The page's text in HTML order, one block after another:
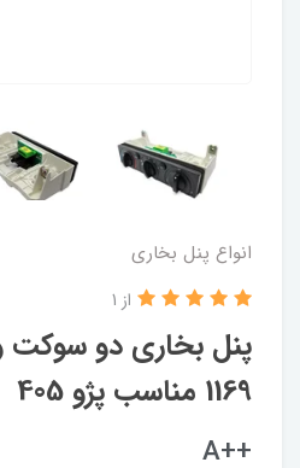
انواع پنل بخاری
پنل بخاری دو
1169 مناسب پژو 405
از 1
++A